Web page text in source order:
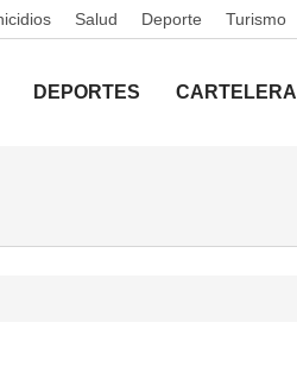
Salud Deporte Turismo
DEPORTES CARTELERA